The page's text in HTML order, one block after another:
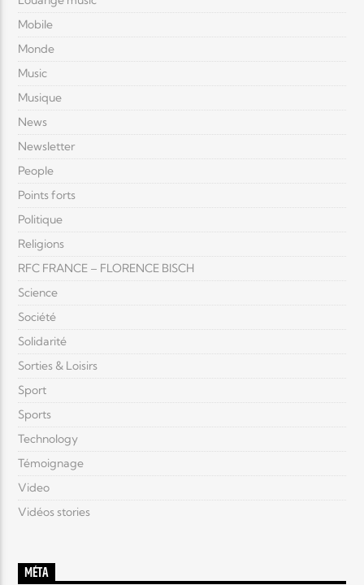
Mobile
Monde
Music
Musique
News
Newsletter
People
Points forts
Politique
Religions
RFC FRANCE – FLORENCE BISCH
Science
Société
Solidarité
Sorties & Loisirs
Sport
Sports
Technology
Témoignage
Video
Vidéos stories
MÉTA